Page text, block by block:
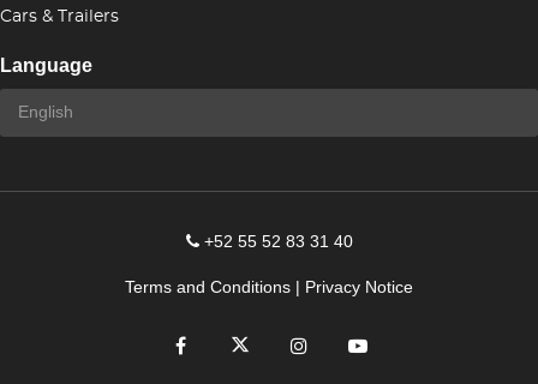
Cars & Trailers
Language
+52 55 52 83 31 40
Terms and Conditions | Privacy Notice